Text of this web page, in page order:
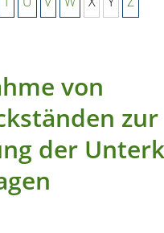
von
zur
der